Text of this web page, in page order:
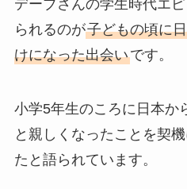
デーブさんの学生時代エ
られるのが子どもの頃に
けになった出会いです。
小学5年生のころに日本か
と親しくなったことを契
たと語られています。